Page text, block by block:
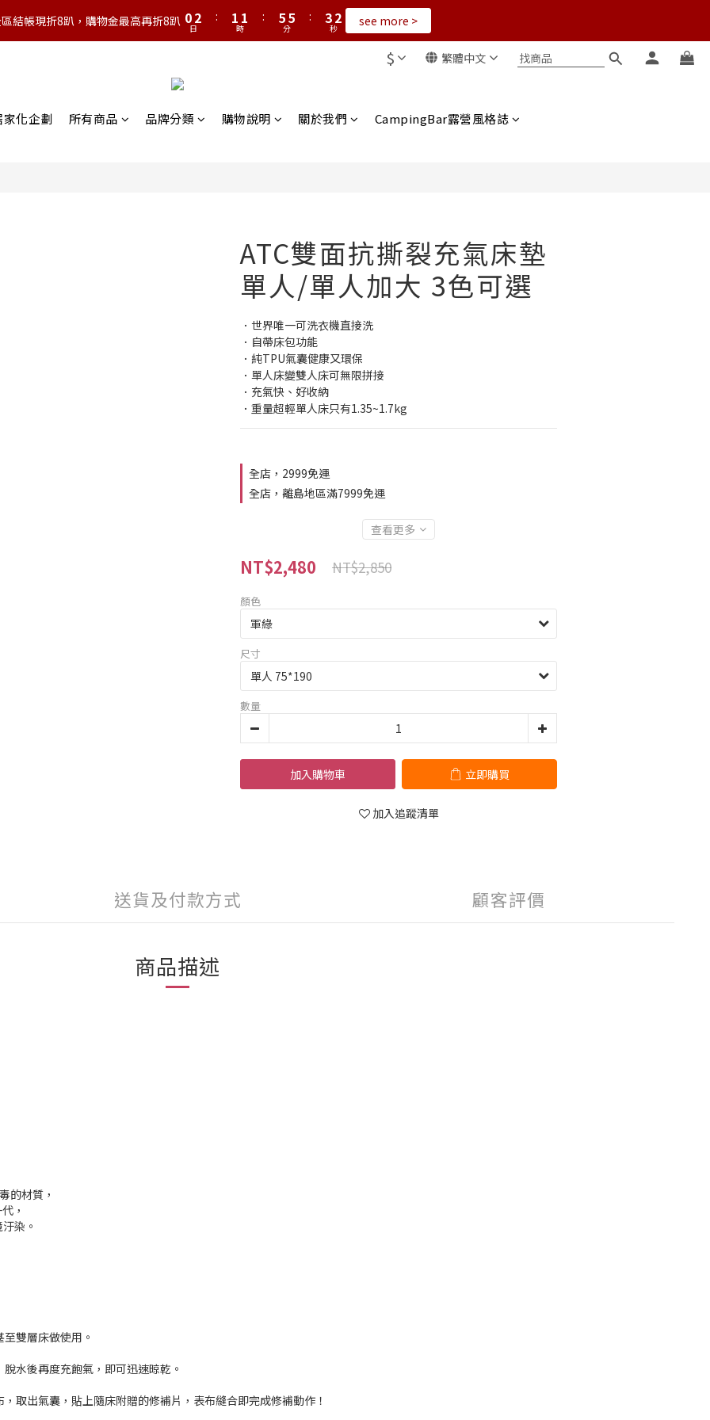
結帳現折8趴，購物金最高再折8趴 02
1
日
:
1
0
1
0
時
:
5
4
5
4
分
:
3
2
1
0
秒 see more >
$ 繁體中文
化企劃 所有商品 品牌分類 購物說明 關於我們 CampingBar露營風格誌
ATC雙面抗撕裂充氣床墊
單人/單人加大 3色可選
．世界唯一可洗衣機直接洗
．自帶床包功能
．純TPU氣囊健康又環保
．單人床變雙人床可無限拼接
．充氣快、好收納
．重量超輕單人床只有1.35~1.7kg
全店，2999免運
全店，離島地區滿7999免運
查看更多
NT$2,850
NT$2,480
顏色
尺寸
數量
加入購物車 立即購買
加入追蹤清單
送貨及付款方式 顧客評價
商品描述
的材質，
，
染。
雙層床做使用。
水後再度充飽氣，即可迅速晾乾。
取出氣囊，貼上隨床附贈的修補片，表布縫合即完成修補動作！
立即購買